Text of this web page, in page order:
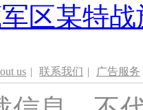
区某特
us | 联系我们 | 广告服务